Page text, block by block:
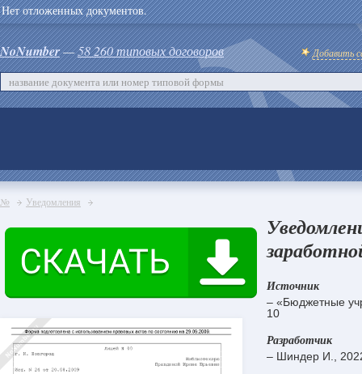
Нет отложенных документов.
NoNumber—58 260 типовых договоров Добавить
№ Уведомления
Источник
– «Бюджетные
10
Разработчик
– Шиндер И.,